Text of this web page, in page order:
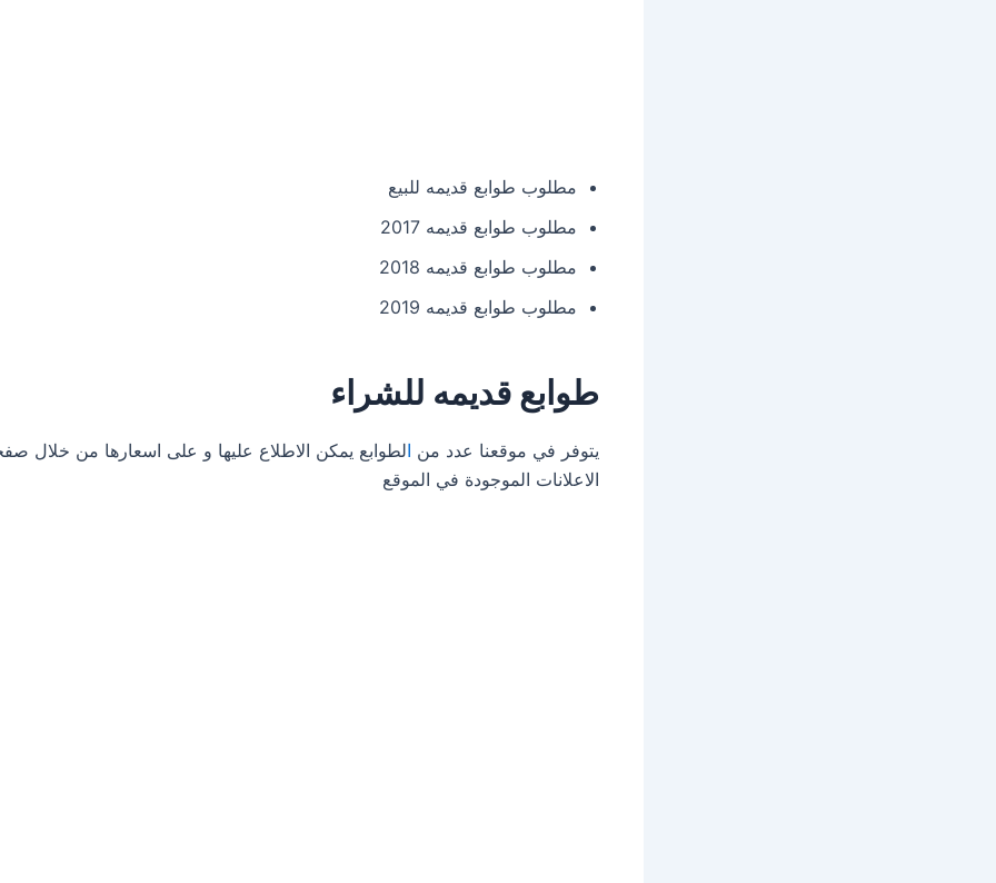
مطلوب طوابع قديمه للبيع
مطلوب طوابع قديمه 2017
مطلوب طوابع قديمه 2018
مطلوب طوابع قديمه 2019
طوابع قديمه للشراء
يتوفر في موقعنا عدد من الطوابع يمكن الاطلاع عليها و على اسعارها من خلال
الاعلانات الموجودة في الموقع